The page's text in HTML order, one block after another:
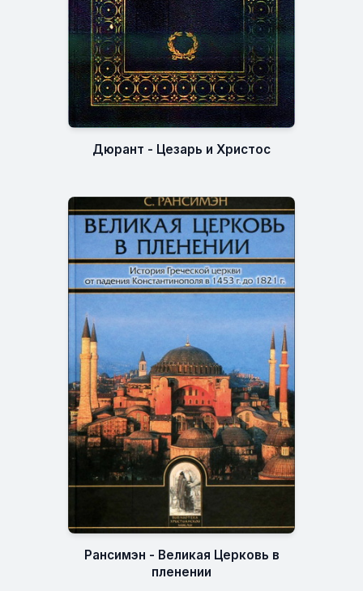
Дюрант - Цезарь и Христос
Рансимэн - Великая Церковь в
пленении